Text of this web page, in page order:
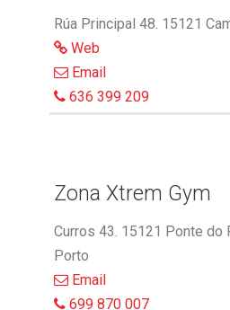
Rúa Principal 48. 15121
Web
Email
636 399 209
Zona Xtrem Gym
Curros 43. 15121 Ponte do
Porto
Email
699 870 007